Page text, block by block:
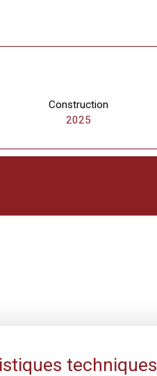
Construction
2025
techniques